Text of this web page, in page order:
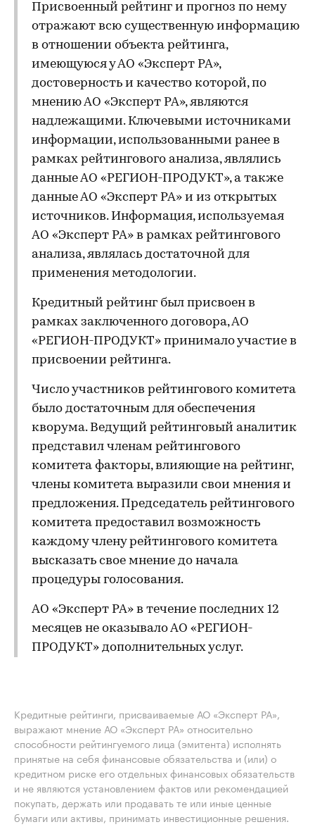
Присвоенный рейтинг и прогноз по нему
отражают всю существенную информацию
в отношении объекта рейтинга,
имеющуюся у АО «Эксперт РА»,
достоверность и качество которой, по
мнению АО «Эксперт РА», являются
надлежащими. Ключевыми источниками
информации, использованными ранее в
рамках рейтингового анализа, являлись
данные АО «РЕГИОН-ПРОДУКТ», а также
данные АО «Эксперт РА» и из открытых
источников. Информация, используемая
АО «Эксперт РА» в рамках рейтингового
анализа, являлась достаточной для
применения методологии.
Кредитный рейтинг был присвоен в
рамках заключенного договора, АО
«РЕГИОН-ПРОДУКТ» принимало участие в
присвоении рейтинга.
Число участников рейтингового комитета
было достаточным для обеспечения
кворума. Ведущий рейтинговый аналитик
представил членам рейтингового
комитета факторы, влияющие на рейтинг,
члены комитета выразили свои мнения и
предложения. Председатель рейтингового
комитета предоставил возможность
каждому члену рейтингового комитета
высказать свое мнение до начала
процедуры голосования.
АО «Эксперт РА» в течение последних 12
месяцев не оказывало АО «РЕГИОН-
ПРОДУКТ» дополнительных услуг.
Кредитные рейтинги, присваиваемые АО «Эксперт РА»,
выражают мнение АО «Эксперт РА» относительно
способности рейтингуемого лица (эмитента) исполнять
принятые на себя финансовые обязательства и (или) о
кредитном риске его отдельных финансовых обязательств
и не являются установлением фактов или рекомендацией
покупать, держать или продавать те или иные ценные
бумаги или активы, принимать инвестиционные решения.